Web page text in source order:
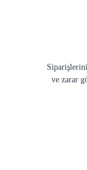
ve zarar